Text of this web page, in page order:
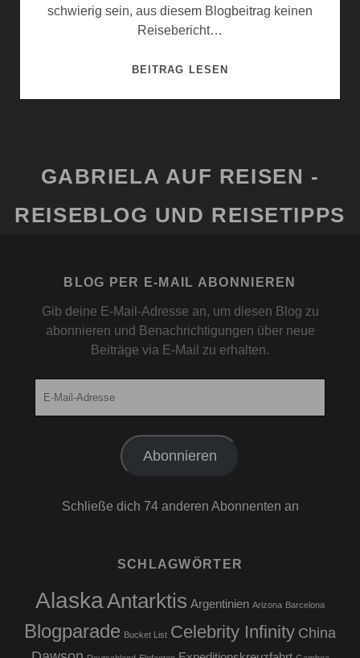
schwierig sein, aus diesem Blogbeitrag keinen
Reisebericht…
BEITRAG LESENVON
GABRIELA AUF REISEN -
REISEBLOG UND REISETIPPS
BLOG PER E-MAIL ABONNIEREN
Gib deine E-Mail-Adresse an, um diesen Blog zu
abonnieren und Benachrichtigungen über neue
Beiträge via E-Mail zu erhalten.
Abonnieren
Schließe dich 74 anderen Abonnenten an
SCHLAGWÖRTER
AlaskaAntarktis Argentinien Arizona Barcelona
Blogparade Bucket List Celebrity Infinity China